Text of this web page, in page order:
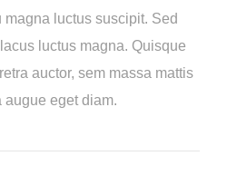
luctus suscipit. Sed
luctus magna. Quisque
auctor, sem massa mattis
augue eget diam.